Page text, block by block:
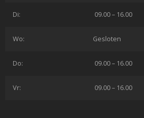
Di: 09.00 – 16.00
Wo: Gesloten
Do: 09.00 – 16.00
Vr: 09.00 – 16.00